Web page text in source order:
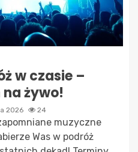
w czasie –
żywo!
2026 24
muzyczne
Was w podróż